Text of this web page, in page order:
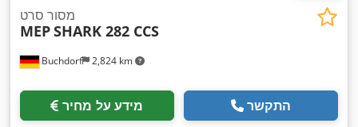
Buchdorf 2,824 km
מסור סרט
MEPSHARK 282 CCS
מידע על מחיר התקשר